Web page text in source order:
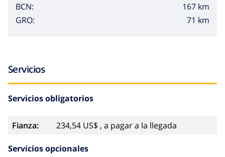
BCN:
167 km
GRO:
71 km
Servicios
Servicios obligatorios
Fianza: 234,54 US$ , a pagar a la llegada
Servicios opcionales